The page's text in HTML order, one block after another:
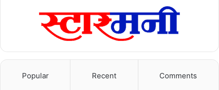
Popular Recent Comments